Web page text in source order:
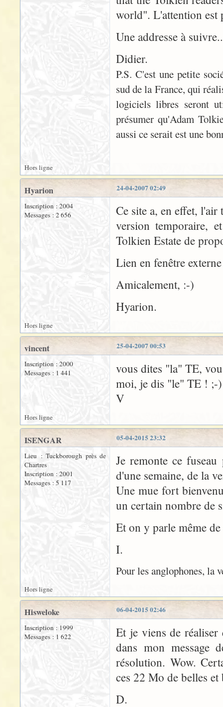
world". L'attention est
Une addresse à
Didier.
P.S. C'est une petite
sud de la France, qui
logiciels libres seront
présumer qu'Adam
aussi ce serait est une
Hors ligne
24-04-2007 02:49
Hyarion
Inscription : 2004
Messages : 2 656
Ce site a, en effet,
version temporaire,
Tolkien Estate de
Lien en fenêtre
Amicalement, :-)
Hyarion.
Hors ligne
25-04-2007 00:53
vincent
Inscription : 2000
Messages : 1 441
vous dites "la" TE,
moi, je dis "le" TE ! ;-)
V
Hors ligne
05-04-2015 23:32
ISENGAR
Lieu : Tuckborough près de
Chartres
Inscription : 2001
Messages : 5 117
Je remonte ce
d'une semaine, de la
Une mue fort
un certain nombre de
Et on y parle même de
I.
Pour les anglophones, la
Hors ligne
06-04-2015 02:46
Hisweloke
Inscription : 1999
Messages : 1 622
Et je viens de
dans mon message
résolution. Wow.
ces 22 Mo de belles
D.